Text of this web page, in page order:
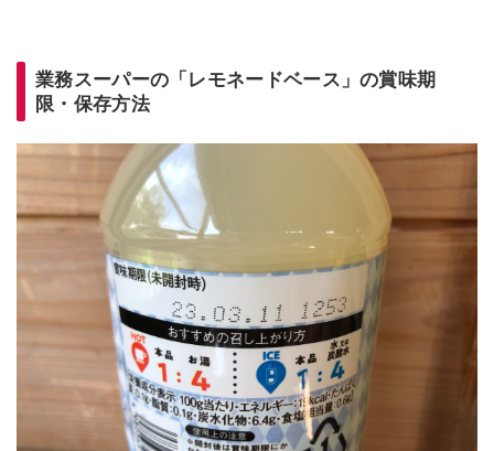
業務スーパーの「レモネードベース」の賞味期
限・保存方法